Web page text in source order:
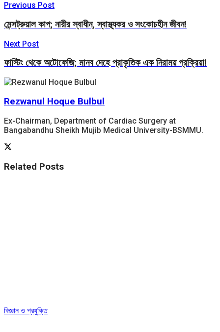
Previous Post
মেন্সট্রুয়াল কাপ; নারীর স্বাধীন, স্বাস্থ্যকর ও সংকোচহীন জীবন!
Next Post
ফাস্টিং থেকে অটোফেজি; মানব দেহে প্রাকৃতিক এক নিরাময় প্রক্রিয়া!
Rezwanul Hoque Bulbul
Ex-Chairman, Department of Cardiac Surgery at
Bangabandhu Sheikh Mujib Medical University-BSMMU.
Related Posts
বিজ্ঞান ও প্রযুক্তি